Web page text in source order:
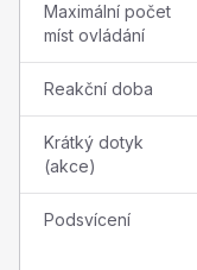
Maximální počet
míst ovládání
Reakční doba
Krátký dotyk
(akce)
Podsvícení